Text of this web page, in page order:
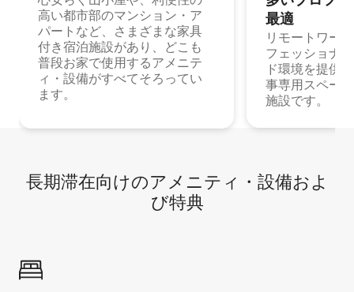
高い都市部のマンション・ア
パートなど、さまざまな家具
付き宿泊施設があり、どこも
普段お家で使用するアメニテ
ィ・設備がすべてそろってい
ます。
最⁠適
リモートワー
フェッショナ
ド環境を提供
事専用スペー
施設です。
長期滞在向け⁠のア⁠メ⁠ニ⁠テ⁠ィ⁠・設⁠備⁠およ
び特⁠典